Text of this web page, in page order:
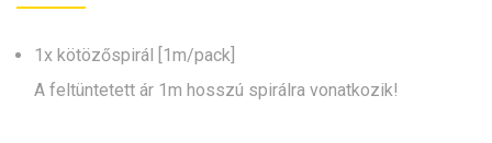
1x kötözőspirál [1m/pack]
A feltüntetett ár 1m hosszú spirálra vonatkozik!